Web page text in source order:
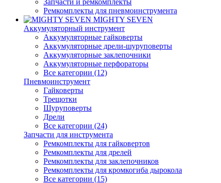
Запчасти и ремкомплекты
Ремкомплекты для пневмоинструмента
MIGHTY SEVEN
Аккумуляторный инструмент
Аккумуляторные гайковерты
Аккумуляторные дрели-шуруповерты
Аккумуляторные заклепочники
Аккумуляторные перфораторы
Все категории (12)
Пневмоинструмент
Гайковерты
Трещотки
Шуруповерты
Дрели
Все категории (24)
Запчасти для инструмента
Ремкомплекты для гайковертов
Ремкомплекты для дрелей
Ремкомплекты для заклепочников
Ремкомплекты для кромкогиба дырокола
Все категории (15)